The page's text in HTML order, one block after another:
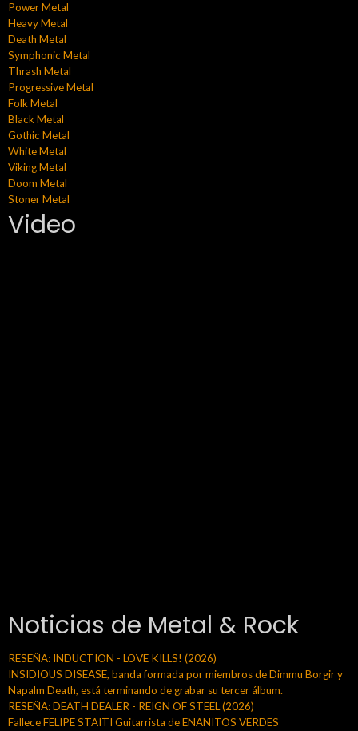
Power Metal
Heavy Metal
Death Metal
Symphonic Metal
Thrash Metal
Progressive Metal
Folk Metal
Black Metal
Gothic Metal
White Metal
Viking Metal
Doom Metal
Stoner Metal
Video
Noticias de Metal & Rock
RESEÑA: INDUCTION - LOVE KILLS! (2026)
INSIDIOUS DISEASE, banda formada por miembros de Dimmu Borgir y
Napalm Death, está terminando de grabar su tercer álbum.
RESEÑA: DEATH DEALER - REIGN OF STEEL (2026)
Fallece FELIPE STAITI Guitarrista de ENANITOS VERDES